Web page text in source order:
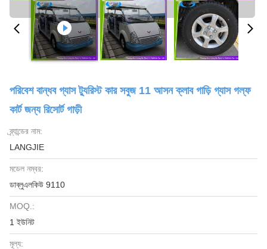
পরিবেশ বান্ধব গ্যাস ট্যুরিস্ট কার সবুজ 11 আসন ক্লাব গাড়ি গ্যাস গল্ফ
কার্ট জন্য রিসোর্ট গাড়ী
ব্র্যান্ডের নাম:
LANGJIE
মডেল নম্বর:
ডাব্লুএলকিউ 9110
MOQ.:
1 ইউনিট
মূল্য: